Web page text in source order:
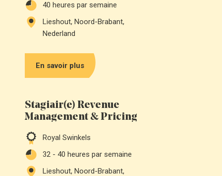
40 heures par semaine
Lieshout, Noord-Brabant,
Nederland
En savoir plus
Stagiair(e) Revenue
Management & Pricing
Royal Swinkels
32 - 40 heures par semaine
Lieshout, Noord-Brabant,